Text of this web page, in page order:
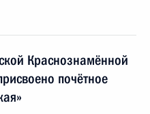
Краснознамённой
почётное